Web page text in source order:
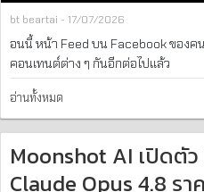
bt beartai - 17/07/2026
อนนี้ หน้า Feed บน Facebook ของค
คอนเทนต์ต่าง ๆ กันอีกต่อไปแล้ว
อ่านทั้งหมด
Moonshot AI เปิดตั
Claude Opus 4.8 รา